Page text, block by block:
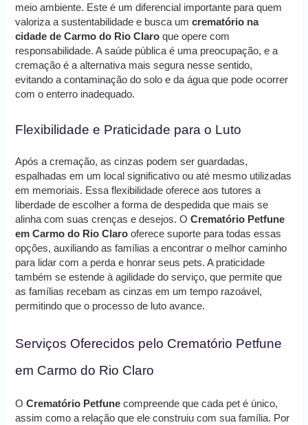
meio ambiente. Este é um diferencial importante para quem
valoriza a sustentabilidade e busca umcrematório na
cidade de Carmo do Rio Claro que opere com
responsabilidade. A saúde pública é uma preocupação, e a
cremação é a alternativa mais segura nesse sentido,
evitando a contaminação do solo e da água que pode ocorrer
com o enterro inadequado.
Flexibilidade e Praticidade para o Luto
Após a cremação, as cinzas podem ser guardadas,
espalhadas em um local significativo ou até mesmo utilizadas
em memoriais. Essa flexibilidade oferece aos tutores a
liberdade de escolher a forma de despedida que mais se
alinha com suas crenças e desejos. OCrematório Petfune
em Carmo do Rio Claro oferece suporte para todas essas
opções, auxiliando as famílias a encontrar o melhor caminho
para lidar com a perda e honrar seus pets. A praticidade
também se estende à agilidade do serviço, que permite que
as famílias recebam as cinzas em um tempo razoável,
permitindo que o processo de luto avance.
Serviços Oferecidos pelo Crematório Petfune
em Carmo do Rio Claro
OCrematório Petfune compreende que cada pet é único,
assim como a relação que ele construiu com sua família. Por